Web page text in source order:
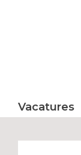
Vacatures